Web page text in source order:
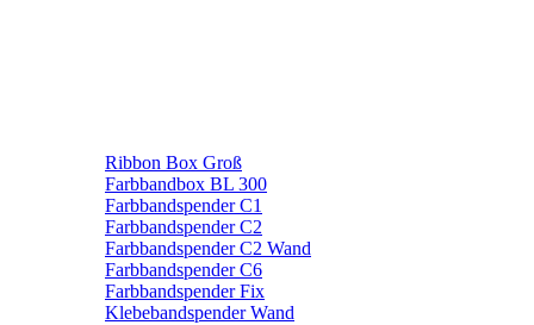
Ribbon Box Groß
Farbbandbox BL 300
Farbbandspender C1
Farbbandspender C2
Farbbandspender C2 Wand
Farbbandspender C6
Farbbandspender Fix
Klebebandspender Wand